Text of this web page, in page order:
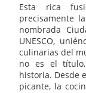
Esta rica
precisamente
nombrada
UNESCO,
culinarias del
no es el
historia. Desde
picante, la